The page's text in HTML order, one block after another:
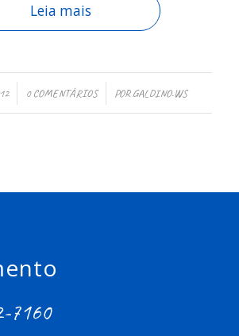
Leia mais
0 COMENTÁRIOS
/ PORGALDINO.WS
7160